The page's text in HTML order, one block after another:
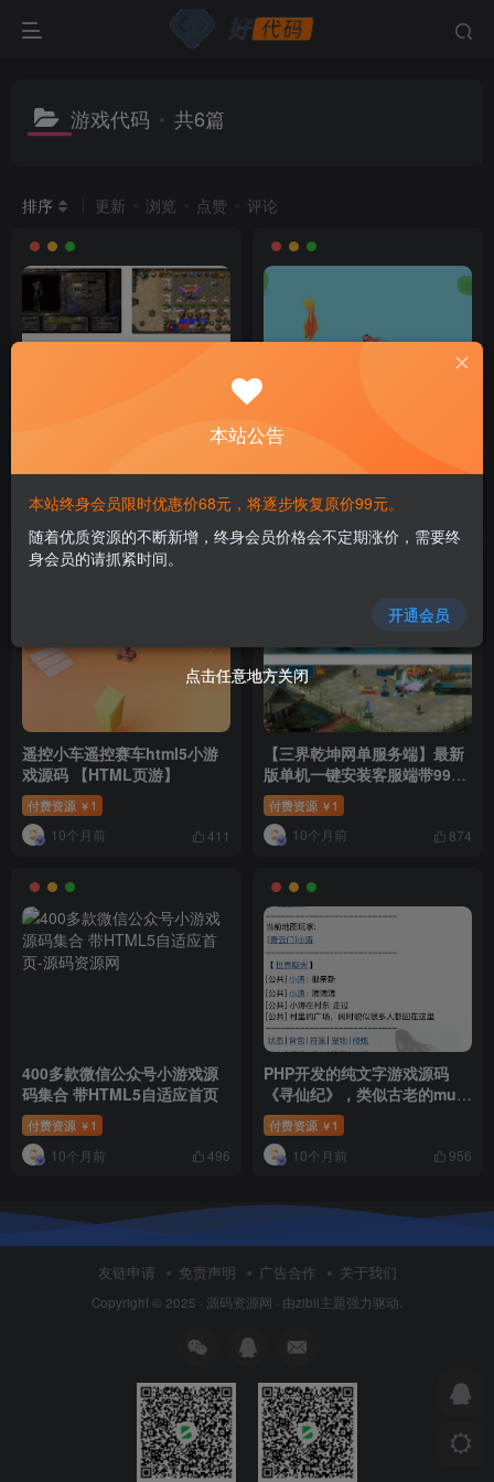
游戏代码 共6篇
排序 更新 浏览 点赞 评论
战神引擎传奇手游【新UI烽火
键服务端+GM授权后台+安卓
苹果双端+详细搭建教程+视频
教程10个月前 128
召唤神龙小游戏源码，休闲贪
发
10个月前
遥控小车遥控赛车html5小游
戏源码 【HTML页游】
付费资源 ￥ 1
10个月前 411
【三界乾坤网单服务端】最新
版单机一键安装客服端带9999
宠物50星与GM管理工具[附视
频搭建教程]
付费资源 ￥ 1
10个月前 874
400多款微信公众号小游戏源
码集合 带HTML5自适应首页
付费资源 ￥ 1
10个月前 496
PHP开发的纯文字游戏源码
《寻仙纪》，类似古老的mud
游戏
付费资源 ￥ 1
10个月前 956
友链申请 免责声明 广告合作 关于我们
Copyright © 2025 · 源码资源网 · 由zibll主题强力驱动.
点击任意地方关闭
点击任意地方关闭
本站公告
本站终身会员限时优惠价68元，将逐步恢复原价99元。
随着优质资源的不断新增，终身会员价格会不定期涨价，需要终
身会员的请抓紧时间。
开通会员